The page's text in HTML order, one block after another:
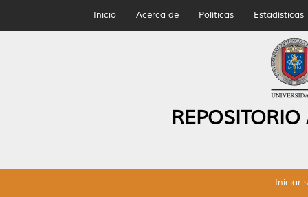
Inicio Acerca de Políticas Estadísticas
Iniciar